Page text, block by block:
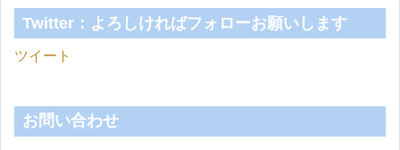
Twitter：よろしければフォローお願いします
ツイート
お問い合わせ